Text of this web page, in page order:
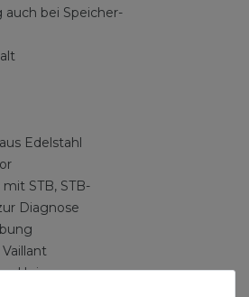
bei Speicher-
Edelstahl
STB, STB-
Diagnose
Heizungs-